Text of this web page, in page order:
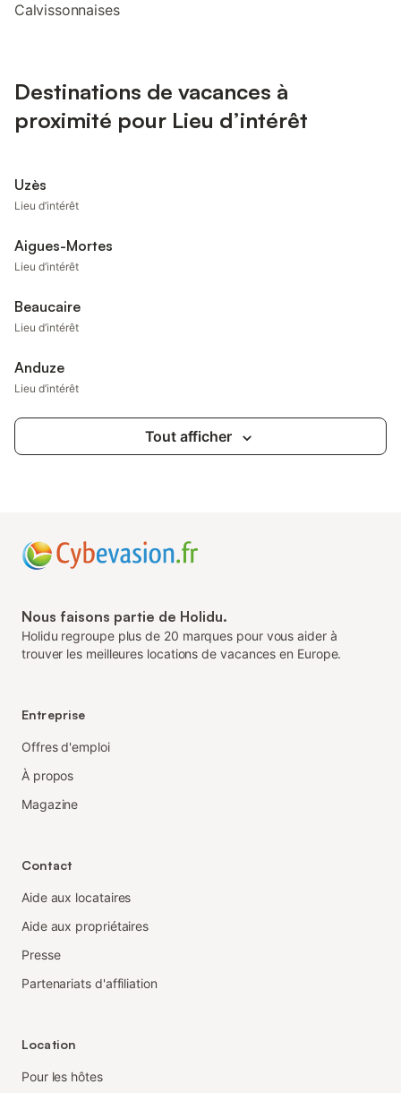
Calvissonnaises
Destinations de vacances à
proximité pour Lieu d’intérêt
Uzès
Lieu d’intérêt
Aigues-Mortes
Lieu d’intérêt
Beaucaire
Lieu d’intérêt
Anduze
Lieu d’intérêt
Tout afficher
Nous faisons partie de Holidu.
Holidu regroupe plus de 20 marques pour vous aider à
trouver les meilleures locations de vacances en Europe.
Entreprise
Offres d'emploi
À propos
Magazine
Contact
Aide aux locataires
Aide aux propriétaires
Presse
Partenariats d'affiliation
Location
Pour les hôtes